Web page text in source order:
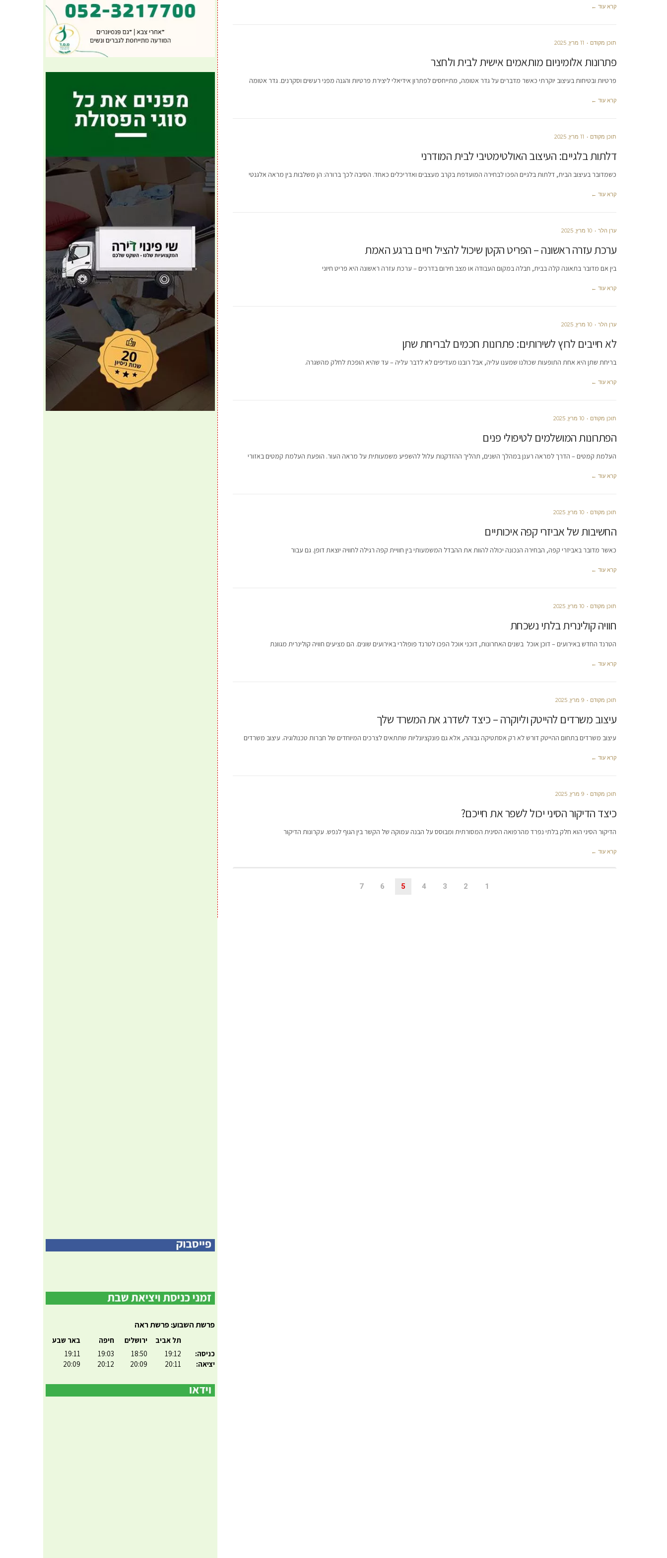
קרא עוד ←
תוכן מקודם 11 מרץ, 2025
פתרונות אלומיניום מותאמים אישית לבית ולחצר
פרטיות ובטיחות בעיצוב יוקרתי כאשר מדברים על גדר אטומה, מתייחסים לפתרון אידיאלי ליצירת פרטיות והגנה מפני רעשים וסקרנים. גדר אטומה
קרא עוד ←
תוכן מקודם 11 מרץ, 2025
דלתות בלגיים: העיצוב האולטימטיבי לבית המודרני
כשמדובר בעיצוב הבית, דלתות בלגיים הפכו לבחירה המועדפת בקרב מעצבים ואדריכלים כאחד. הסיבה לכך ברורה: הן משלבות בין מראה אלגנטי
קרא עוד ←
ערן הלר 10 מרץ, 2025
ערכת עזרה ראשונה – הפריט הקטן שיכול להציל חיים ברגע האמת
בין אם מדובר בתאונה קלה בבית, חבלה במקום העבודה או מצב חירום בדרכים – ערכת עזרה ראשונה היא פריט חיוני
קרא עוד ←
ערן הלר 10 מרץ, 2025
לא חייבים לרוץ לשירותים: פתרונות חכמים לבריחת שתן
בריחת שתן היא אחת התופעות שכולנו שמענו עליה, אבל רובנו מעדיפים לא לדבר עליה – עד שהיא הופכת לחלק מהשגרה.
קרא עוד ←
תוכן מקודם 10 מרץ, 2025
הפתרונות המושלמים לטיפולי פנים
העלמת קמטים – הדרך למראה רענן במהלך השנים, תהליך ההזדקנות עלול להשפיע משמעותית על מראה העור. הופעת העלמת קמטים באזורי
קרא עוד ←
תוכן מקודם 10 מרץ, 2025
החשיבות של אביזרי קפה איכותיים
כאשר מדובר באביזרי קפה, הבחירה הנכונה יכולה להוות את ההבדל המשמעותי בין חוויית קפה רגילה לחוויה יוצאת דופן. גם עבור
קרא עוד ←
תוכן מקודם 10 מרץ, 2025
חוויה קולינרית בלתי נשכחת
הטרנד החדש באירועים – דוכן אוכל בשנים האחרונות, דוכני אוכל הפכו לטרנד פופולרי באירועים שונים. הם מציעים חוויה קולינרית מגוונת
קרא עוד ←
תוכן מקודם 9 מרץ, 2025
עיצוב משרדים להייטק וליוקרה – כיצד לשדרג את המשרד שלך
עיצוב משרדים בתחום ההייטק דורש לא רק אסתטיקה גבוהה, אלא גם פונקציונליות שתתאים לצרכים המיוחדים של חברות טכנולוגיה. עיצוב משרדים
קרא עוד ←
תוכן מקודם 9 מרץ, 2025
כיצד הדיקור הסיני יכול לשפר את חייכם?
הדיקור הסיני הוא חלק בלתי נפרד מהרפואה הסינית המסורתית ומבוסס על הבנה עמוקה של הקשר בין הגוף לנפש. עקרונות הדיקור
קרא עוד ←
1
2
3
4
5
6
7
פרשת השבוע: פרשת ראה
כניסה:
יציאה:
תל אביב
19:12
20:11
ירושלים
18:50
20:09
חיפה
19:03
20:12
באר שבע
19:11
20:09